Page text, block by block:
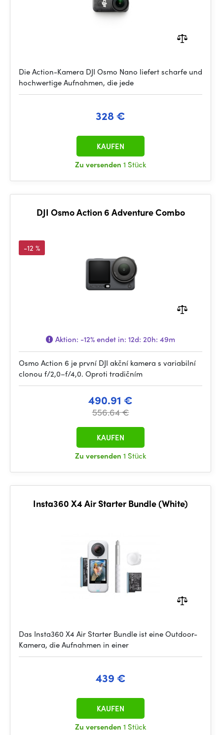
Die Action-Kamera DJI Osmo Nano liefert scharfe und
hochwertige Aufnahmen, die jede
328 €
Zu versenden 1 Stück
KAUFEN
DJI Osmo Action 6 Adventure Combo
-12 %
Aktion: -12%endet in: 12d: 20h: 49m
Osmo Action 6 je první DJI akční kamera s variabilní
clonou f/2,0–f/4,0. Oproti tradičním
490.91 €
556.64 €
Zu versenden 1 Stück
KAUFEN
Insta360 X4 Air Starter Bundle (White)
Das Insta360 X4 Air Starter Bundle ist eine Outdoor-
Kamera, die Aufnahmen in einer
439 €
Zu versenden 1 Stück
KAUFEN